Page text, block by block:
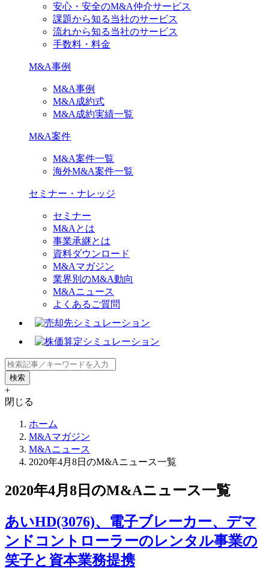
安心・安全のM&A仲介サービス
課題から知る当社のサービス
流れから知る当社のサービス
手数料・料金
M&A事例
M&A事例
M&A成約式
M&A成約実績一覧
M&A案件
M&A案件一覧
海外M&A案件一覧
セミナー・ナレッジ
セミナー
M&Aとは
事業承継とは
資料ダウンロード
M&Aマガジン
業界別のM&A動向
M&Aニュース
よくあるご質問
+
閉じる
ホーム
M&Aマガジン
M&Aニュース
2020年4月8日のM&Aニュース一覧
2020年4月8日のM&Aニュース一覧
あいHD(3076)、電子ブレーカー、デマ
ンドコントローラーのレンタル事業の
笑子と資本業務提携